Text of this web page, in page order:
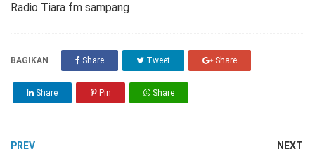
Radio Tiara fm sampang
BAGIKAN Share Tweet Share
Share Pin Share
PREV NEXT